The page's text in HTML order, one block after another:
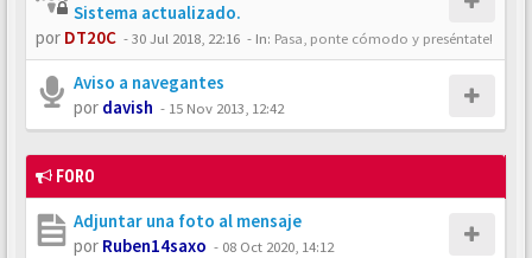
Sistema actualizado.
por DT20C -30 Jul 2018, 22:16 - In: Pasa, ponte cómodo y preséntate!
Aviso a navegantes
por davish - 15 Nov 2013, 12:42
FORO
Adjuntar una foto al mensaje
por Ruben14saxo - 08 Oct 2020, 14:12